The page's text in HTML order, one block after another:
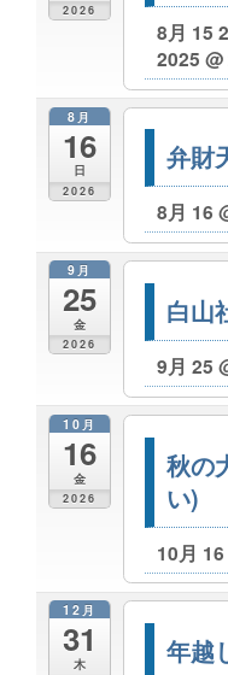
2026
8月 15
2025
8月
16
日
2026
弁財
8月 16
9月
25
金
2026
白山
9月 25
10月
16
金
2026
秋の
い)
10月
12月
31
木 年越